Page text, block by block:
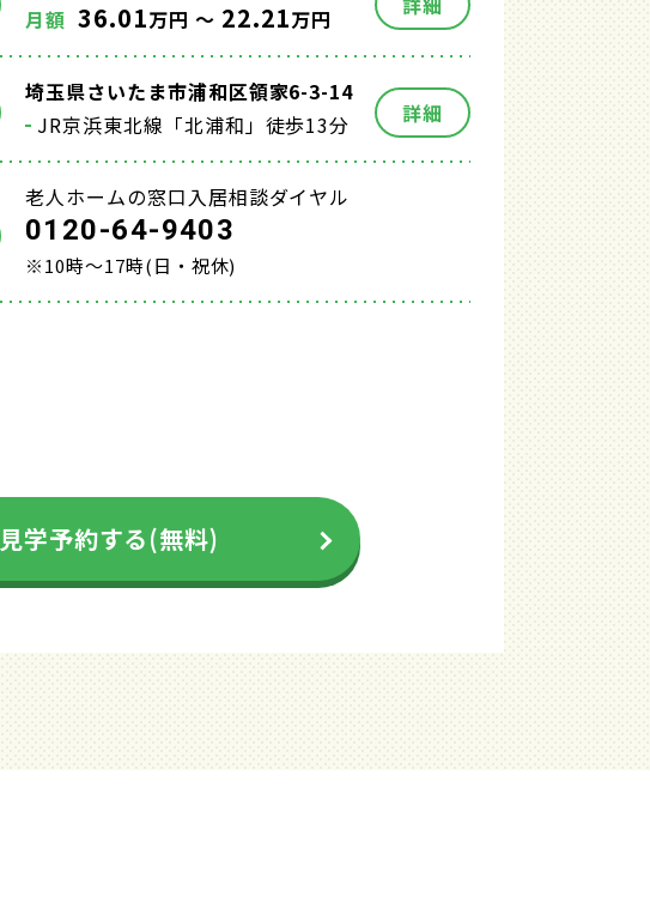
月額 36.01万円 ～ 22.21万円
埼玉県さいたま市浦和区領家6-3-14
JR京浜東北線「北浦和」徒歩13分
詳細
老人ホームの窓口入居相談ダイヤル
0120-64-9403
※10時～17時(日・祝休)
見学予約する(無料)